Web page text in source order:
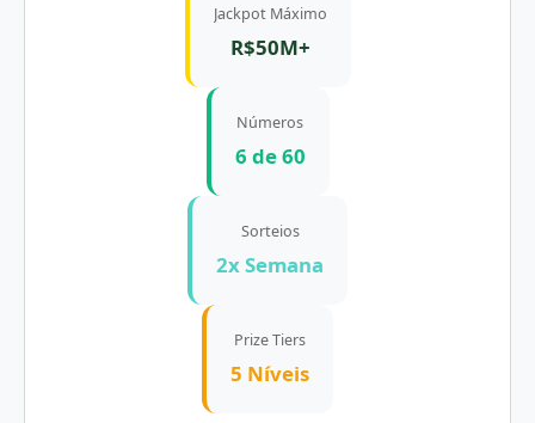
Jackpot Máximo
R$50M+
Números
6 de 60
Sorteios
2x Semana
Prize Tiers
5 Níveis